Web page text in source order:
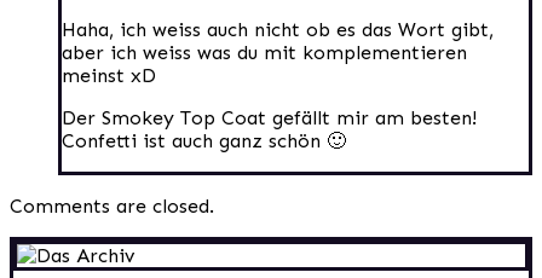
Haha, ich weiss auch nicht ob es das Wort gibt,
aber ich weiss was du mit komplementieren
meinst xD
Der Smokey Top Coat gefällt mir am besten!
Confetti ist auch ganz schön 🙂
Comments are closed.